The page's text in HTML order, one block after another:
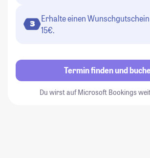
3
Erhalte einen
15€.
Termin finden und
Du wirst auf Microsoft Bookings